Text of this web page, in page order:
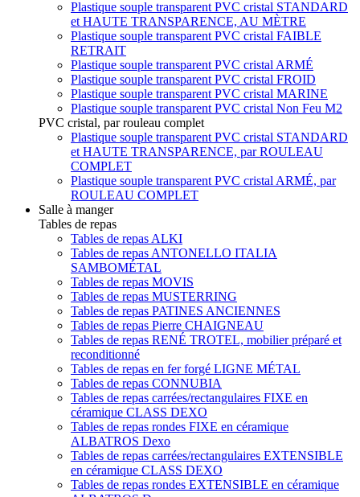
Plastique souple transparent PVC cristal STANDARD
et HAUTE TRANSPARENCE, AU MÈTRE
Plastique souple transparent PVC cristal FAIBLE
RETRAIT
Plastique souple transparent PVC cristal ARMÉ
Plastique souple transparent PVC cristal FROID
Plastique souple transparent PVC cristal MARINE
Plastique souple transparent PVC cristal Non Feu M2
PVC cristal, par rouleau complet
Plastique souple transparent PVC cristal STANDARD
et HAUTE TRANSPARENCE, par ROULEAU
COMPLET
Plastique souple transparent PVC cristal ARMÉ, par
ROULEAU COMPLET
Salle à manger
Tables de repas
Tables de repas ALKI
Tables de repas ANTONELLO ITALIA
SAMBOMÉTAL
Tables de repas MOVIS
Tables de repas MUSTERRING
Tables de repas PATINES ANCIENNES
Tables de repas Pierre CHAIGNEAU
Tables de repas RENÉ TROTEL, mobilier préparé et
reconditionné
Tables de repas en fer forgé LIGNE MÉTAL
Tables de repas CONNUBIA
Tables de repas carrées/rectangulaires FIXE en
céramique CLASS DEXO
Tables de repas rondes FIXE en céramique
ALBATROS Dexo
Tables de repas carrées/rectangulaires EXTENSIBLE
en céramique CLASS DEXO
Tables de repas rondes EXTENSIBLE en céramique